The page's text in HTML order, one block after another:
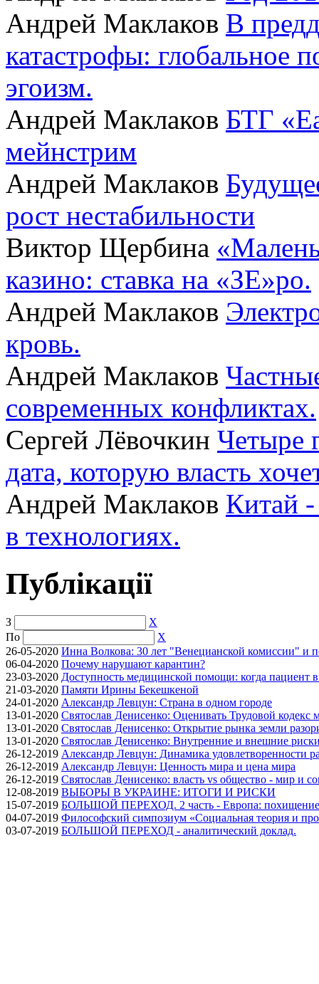
Андрей Маклаков В
катастрофы: глобальное
эгоизм.
Андрей Маклаков БТГ
мейнстрим
Андрей Маклаков
рост нестабильности
Виктор Щербина
казино: ставка на «ЗЕ»ро.
Андрей Маклаков
кровь.
Андрей Маклаков
современных конфликтах.
Сергей Лёвочкин Четыре
дата, которую власть
Андрей Маклаков Китай
в технологиях.
Публікації
З
X
По
X
26-05-2020 Инна Волкова: 30 лет "Венецианской комиссии" и
06-04-2020 Почему нарушают карантин?
23-03-2020 Доступность медицинской помощи: когда пациент
21-03-2020 Памяти Ирины Бекешкеной
24-01-2020 Александр Левцун: Страна в одном городе
13-01-2020 Святослав Денисенко: Оценивать Трудовой кодекс
13-01-2020 Святослав Денисенко: Открытие рынка земли
13-01-2020 Святослав Денисенко: Внутренние и внешние
26-12-2019 Александр Левцун: Динамика удовлетворенности
26-12-2019 Александр Левцун: Ценность мира и цена мира
26-12-2019 Святослав Денисенко: власть vs общество - мир и
12-08-2019 ВЫБОРЫ В УКРАИНЕ: ИТОГИ И РИСКИ
15-07-2019 БОЛЬШОЙ ПЕРЕХОД. 2 часть - Европа: похищение
04-07-2019 Философский симпозиум «Социальная теория и
03-07-2019 БОЛЬШОЙ ПЕРЕХОД - аналитический доклад.